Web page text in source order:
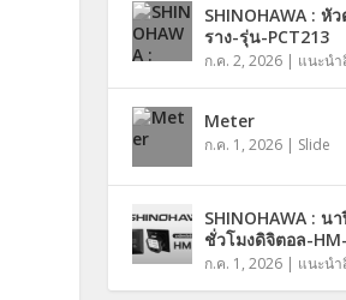
SHINOHAWA : หั
ราง-รุ่น-PCT213
ก.ค. 2, 2026 | แนะน
Meter
ก.ค. 1, 2026 | Slide
SHINOHAWA : น
ชั่วโมงดิจิตอล-
ก.ค. 1, 2026 | แนะน